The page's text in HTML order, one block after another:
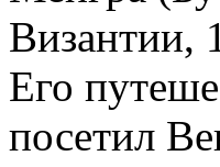
Византии,
Его
посетил